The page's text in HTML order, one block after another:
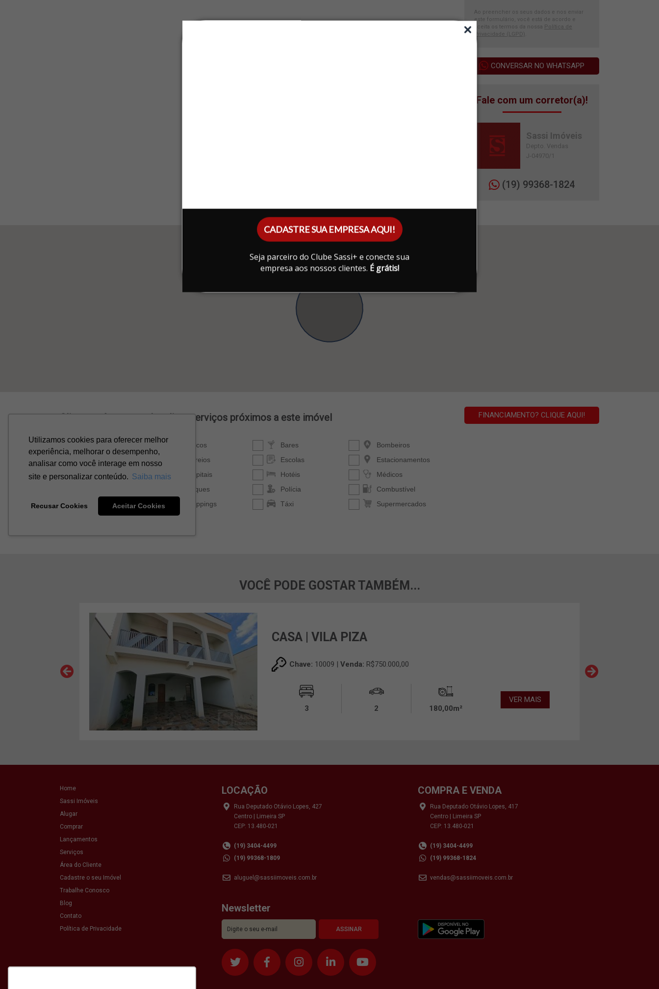
CADASTRE SUA EMPRESA AQUI!
Seja parceiro do Clube Sassi+ e conecte sua
empresa aos nossos clientes. É grátis!
Ao preencher os seus dados e nos enviar
este formulário, você está de acordo e
aceita os termos da nossa
Política de
Privacidade (LGPD)
CONVERSAR NO WHATSAPP
Fale com um corretor(a)!
Sassi Imóveis
Depto. Vendas
J-04970/1
(19) 99368-1824
VOCÊ PODE GOSTAR TAMBÉM...
CASA | VILA PIZA
Chave: 10009 |Venda: R$750.000,00
3 2 180,00m²
VER MAIS
Home
Sassi Imóveis
Alugar
Comprar
Lançamentos
Serviços
Área do Cliente
Cadastre o seu Imóvel
Trabalhe Conosco
Blog
Contato
Política de Privacidade
LOCAÇÃO
Rua Deputado Otávio Lopes, 427
Centro | Limeira SP
CEP: 13.480-021
(19) 3404-4499
(19) 99368-1809
aluguel@sassiimoveis.com.br
COMPRA E VENDA
Rua Deputado Otávio Lopes, 417
Centro | Limeira SP
CEP: 13.480-021
(19) 3404-4499
(19) 99368-1824
vendas@sassiimoveis.com.br
Newsletter